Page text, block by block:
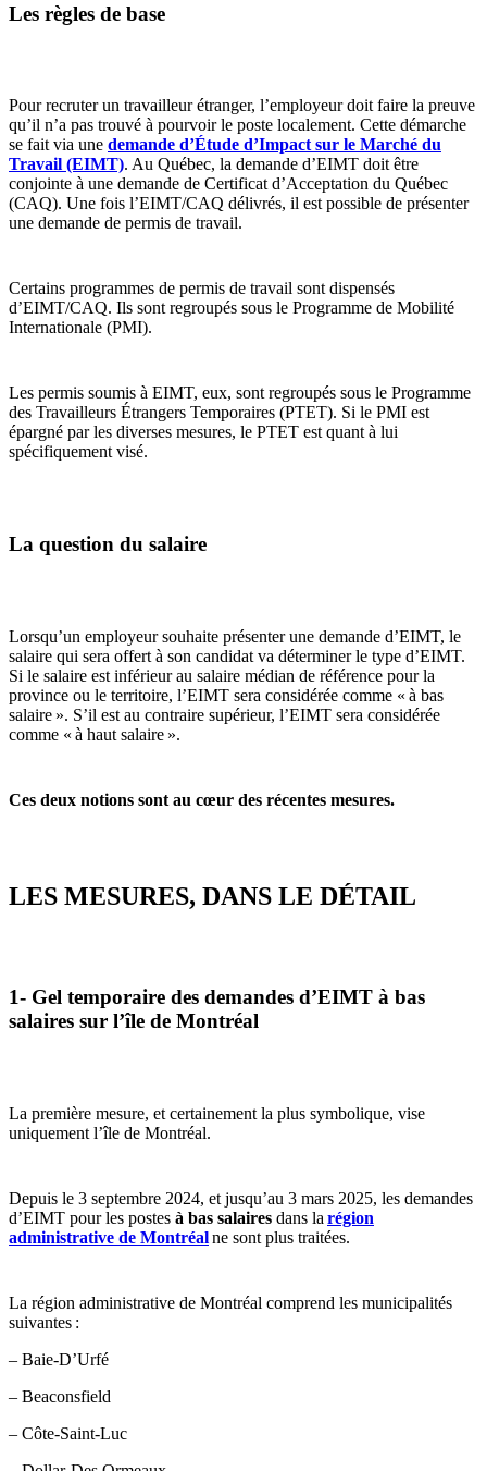
Les règles de base
Pour recruter un travailleur étranger, l’employeur doit faire la preuve
qu’il n’a pas trouvé à pourvoir le poste localement. Cette démarche
se fait via une demande d’Étude d’Impact sur le Marché du
Travail (EIMT). Au Québec, la demande d’EIMT doit être
conjointe à une demande de Certificat d’Acceptation du Québec
(CAQ). Une fois l’EIMT/CAQ délivrés, il est possible de présenter
une demande de permis de travail.
Certains programmes de permis de travail sont dispensés
d’EIMT/CAQ. Ils sont regroupés sous le Programme de Mobilité
Internationale (PMI).
Les permis soumis à EIMT, eux, sont regroupés sous le Programme
des Travailleurs Étrangers Temporaires (PTET). Si le PMI est
épargné par les diverses mesures, le PTET est quant à lui
spécifiquement visé.
La question du salaire
Lorsqu’un employeur souhaite présenter une demande d’EIMT, le
salaire qui sera offert à son candidat va déterminer le type d’EIMT.
Si le salaire est inférieur au salaire médian de référence pour la
province ou le territoire, l’EIMT sera considérée comme « à bas
salaire ». S’il est au contraire supérieur, l’EIMT sera considérée
comme « à haut salaire ».
Ces deux notions sont au cœur des récentes mesures.
LES MESURES, DANS LE DÉTAIL
1- Gel temporaire des demandes d’EIMT à bas
salaires sur l’île de Montréal
La première mesure, et certainement la plus symbolique, vise
uniquement l’île de Montréal.
Depuis le 3 septembre 2024, et jusqu’au 3 mars 2025, les demandes
d’EIMT pour les postes à bas salaires dans la région
administrative de Montréalne sont plus traitées.
La région administrative de Montréal comprend les municipalités
suivantes :
– Baie-D’Urfé
– Beaconsfield
– Côte-Saint-Luc